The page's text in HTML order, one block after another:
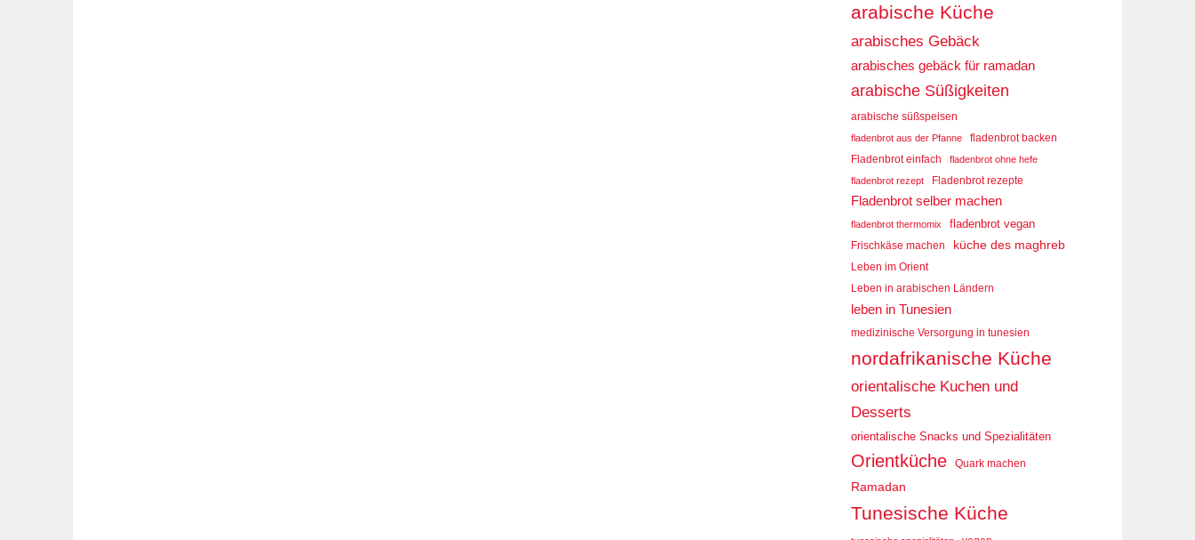
arabische Küche
arabisches Gebäck
arabisches gebäck für ramadan
arabische Süßigkeiten
arabische süßspeisen
fladenbrot aus der Pfanne
fladenbrot backen
Fladenbrot einfach
fladenbrot ohne hefe
fladenbrot rezept
Fladenbrot rezepte
Fladenbrot selber machen
fladenbrot thermomix
fladenbrot vegan
Frischkäse machen
küche des maghreb
Leben im Orient
Leben in arabischen Ländern
leben in Tunesien
medizinische Versorgung in tunesien
nordafrikanische Küche
orientalische Kuchen und
Desserts
orientalische Snacks und Spezialitäten
Orientküche Quark machen
Ramadan
Tunesische Küche